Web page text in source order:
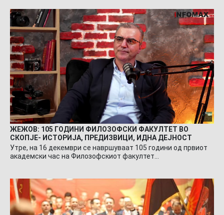
ЖЕЖОВ: 105 ГОДИНИ ФИЛОЗОФСКИ ФАКУЛТЕТ ВО
СКОПЈЕ- ИСТОРИЈА, ПРЕДИЗВИЦИ, ИДНА ДЕЈНОСТ
Утре, на 16 декември се навршуваат 105 години од првиот
академски час на Филозофскиот факултет…